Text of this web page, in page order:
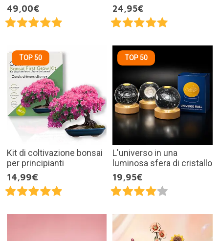
49,00€
24,95€
TOP 50
Kit di coltivazione bonsai
per principianti
14,99€
TOP 50
L'universo in una
luminosa sfera di cristallo
19,95€